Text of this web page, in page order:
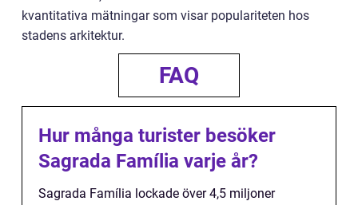
kvantitativa mätningar som visar populariteten hos
stadens arkitektur.
FAQ
Hur många turister besöker
Sagrada Família varje år?
Sagrada Família lockade över 4,5 miljoner